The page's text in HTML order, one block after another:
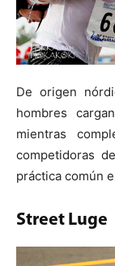
De origen
hombres
mientras
competidoras
práctica común
Street Luge